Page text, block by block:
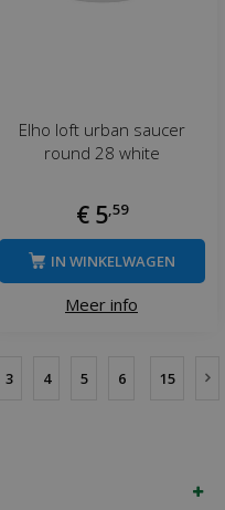
Elho loft urban saucer
round 28 white
€ 5 59
Meer info
IN WINKELWAGEN
3 4 5 6 15